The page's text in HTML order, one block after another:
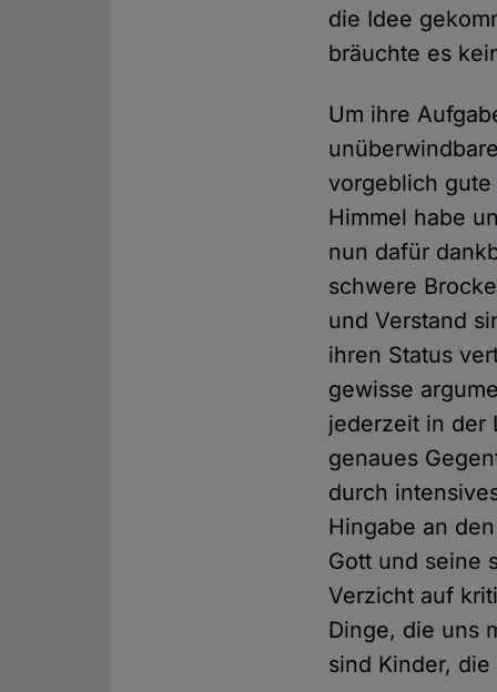
die Idee
bräuchte es
Um ihre
vorgeblich gute
Himmel habe
nun dafür
schwere
und Verstand
ihren Status
gewisse
jederzeit in der
genaues
durch
Hingabe an
Gott und seine
Verzicht auf
Dinge, die uns
sind Kinder,